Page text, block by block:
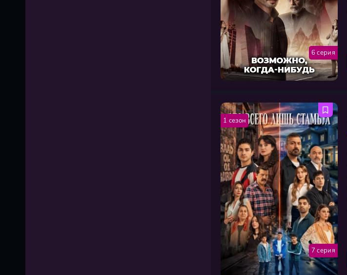
6 серия
7 серия
1 сезон